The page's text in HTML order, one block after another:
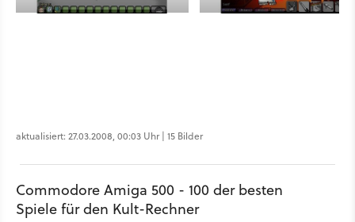
aktualisiert: 27.03.2008, 00:03 Uhr | 15 Bilder
Commodore Amiga 500 - 100 der besten
Spiele für den Kult-Rechner